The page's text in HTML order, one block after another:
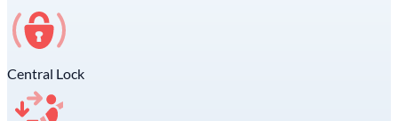
Central Lock